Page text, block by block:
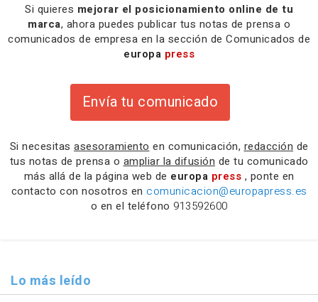
Si quieres mejorar el posicionamiento online de tu
marca, ahora puedes publicar tus notas de prensa o
comunicados de empresa en la sección de Comunicados de
europa press
Envía tu comunicado
Si necesitas asesoramiento en comunicación, redacción de
tus notas de prensa o ampliar la difusión de tu comunicado
más allá de la página web de europa press , ponte en
contacto con nosotros en comunicacion@europapress.es
o en el teléfono 913592600
Lo más leído